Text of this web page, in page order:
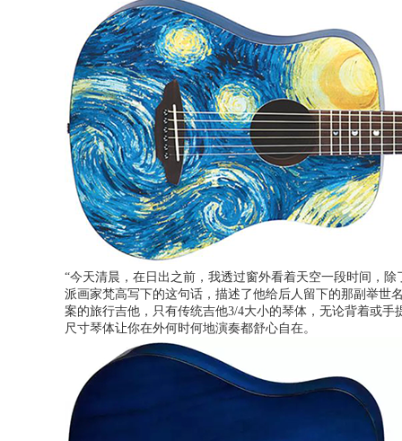
“今天清晨，在日出之前，我透过窗外看着天空一段时间，
派画家梵高写下的这句话，描述了他给后人留下的那副举世
案的旅行吉他，只有传统吉他3/4大小的琴体，无论背着或手
尺寸琴体让你在外何时何地演奏都舒心自在。